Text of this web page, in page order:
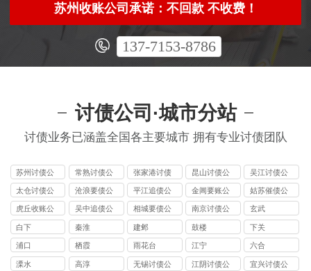
苏州收账公司承诺：不回款 不收费！
137-7153-8786
讨债公司·城市分站
讨债业务已涵盖全国各主要城市 拥有专业讨债团队
苏州讨债公
司
常熟讨债公
司
张家港讨债
公司
昆山讨债公
司
吴江讨债公
司
太仓讨债公
司
沧浪要债公
司
平江追债公
司
金阊要账公
司
姑苏催债公
司
虎丘收账公
司
吴中追债公
司
相城要债公
司
南京讨债公
司
玄武
白下 秦淮 建邺 鼓楼 下关
浦口 栖霞 雨花台 江宁 六合
溧水 高淳
无锡讨债公
江阴讨债公
宜兴讨债公